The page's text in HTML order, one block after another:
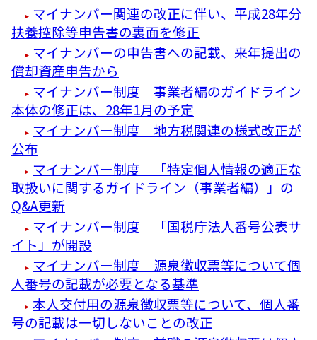
マイナンバー関連の改正に伴い、平成28年分
扶養控除等申告書の裏面を修正
マイナンバーの申告書への記載、来年提出の
償却資産申告から
マイナンバー制度 事業者編のガイドライン
本体の修正は、28年1月の予定
マイナンバー制度 地方税関連の様式改正が
公布
マイナンバー制度 「特定個人情報の適正な
取扱いに関するガイドライン（事業者編）」の
Q&A更新
マイナンバー制度 「国税庁法人番号公表サ
イト」が開設
マイナンバー制度 源泉徴収票等について個
人番号の記載が必要となる基準
本人交付用の源泉徴収票等について、個人番
号の記載は一切しないことの改正